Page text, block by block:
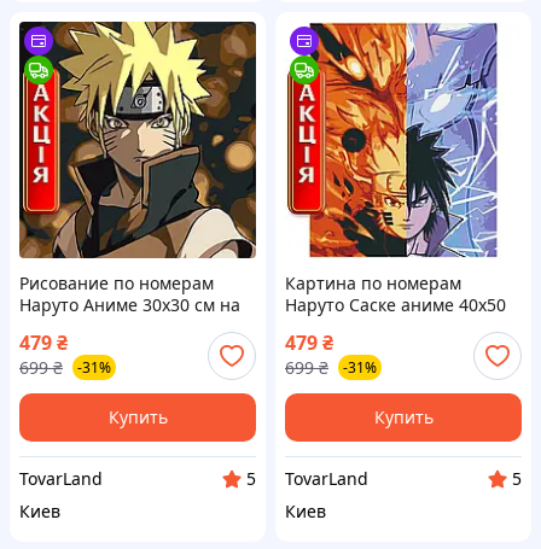
Рисование по номерам
Наруто Аниме 30х30 см на
красок и кистей для
творчества
479₴
699 ₴ -31%
Купить
TovarLand
5
Киев
Картина по номерам
Наруто Саске аниме 40x50
набор для творчества
подарок фанату
479₴
699 ₴ -31%
Купить
TovarLand
5
Киев